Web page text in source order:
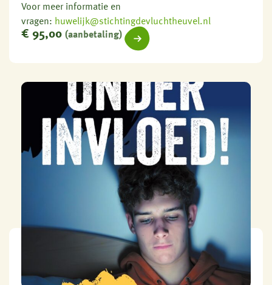
Voor meer informatie en
vragen: huwelijk@stichtingdevluchtheuvel.nl
€ 95,00 (aanbetaling)